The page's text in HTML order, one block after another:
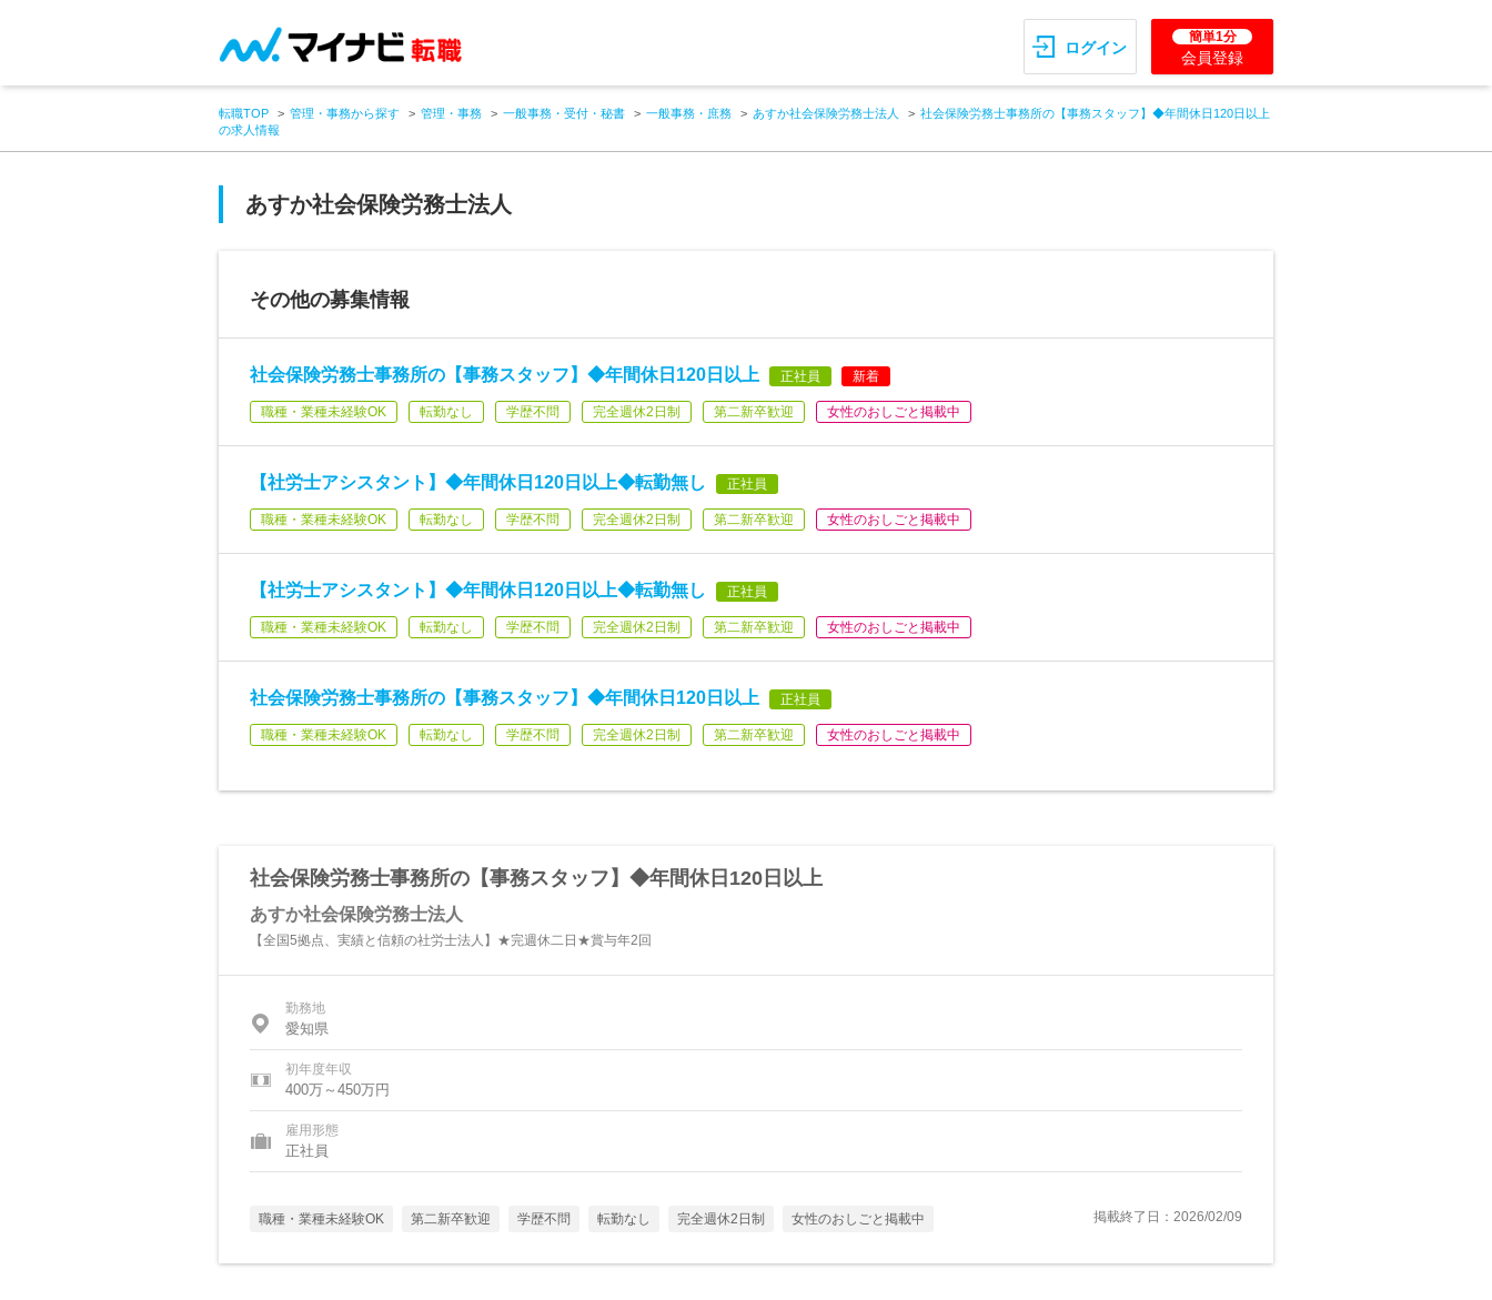
ログイン
簡単1分
会員登録
転職TOP 管理・事務から探す 管理・事務 一般事務・受付・秘書 一般事務・庶務 あすか社会保険労務士法人
社会保険労務士事務所の【事務スタッフ】◆年間休日120日以上
の求人情報
あすか社会保険労務士法人
その他の募集情報
社会保険労務士事務所の【事務スタッフ】◆年間休日120日以上 正社員 新着
職種・業種未経験OK 転勤なし 学歴不問 完全週休2日制 第二新卒歓迎 女性のおしごと掲載中
【社労士アシスタント】◆年間休日120日以上◆転勤無し 正社員
職種・業種未経験OK 転勤なし 学歴不問 完全週休2日制 第二新卒歓迎 女性のおしごと掲載中
【社労士アシスタント】◆年間休日120日以上◆転勤無し 正社員
職種・業種未経験OK 転勤なし 学歴不問 完全週休2日制 第二新卒歓迎 女性のおしごと掲載中
社会保険労務士事務所の【事務スタッフ】◆年間休日120日以上 正社員
職種・業種未経験OK 転勤なし 学歴不問 完全週休2日制 第二新卒歓迎 女性のおしごと掲載中
社会保険労務士事務所の【事務スタッフ】◆年間休日120日以上
あすか社会保険労務士法人
【全国5拠点、実績と信頼の社労士法人】★完週休二日★賞与年2回
勤務地
愛知県
初年度年収
400万～450万円
雇用形態
正社員
職種・業種未経験OK 第二新卒歓迎 学歴不問 転勤なし 完全週休2日制 女性のおしごと掲載中 掲載終了日：2026/02/09